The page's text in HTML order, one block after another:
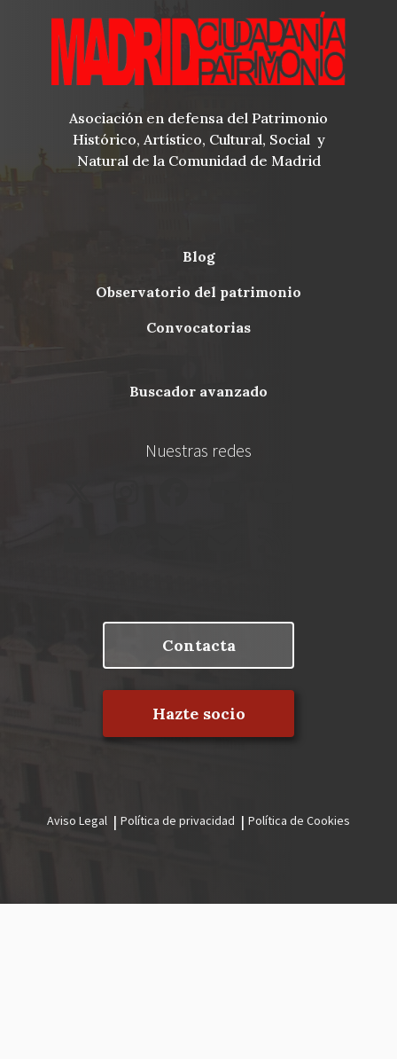
Asociación en defensa del Patrimonio
Histórico, Artístico, Cultural, Social y
Natural de la Comunidad de Madrid
Menu
blog
observatorio del patrimonio
convocatorias
buscador avanzado
Nuestras redes
Contacta
Hazte socio
legal
Aviso Legal Política de privacidad Política de Cookies